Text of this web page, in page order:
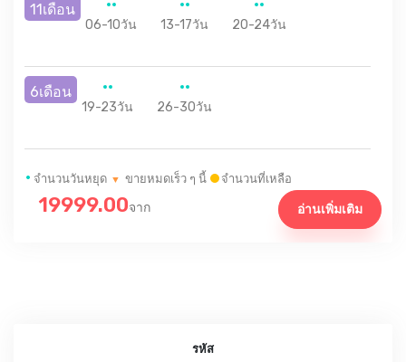
11เดือน
06-10วัน 13-17วัน 20-24วัน
6เดือน
19-23วัน 26-30วัน
• จำนวนวันหยุด ▼ ขายหมดเร็ว ๆ นี้ จำนวนที่เหลือ
19999.00จาก อ่านเพิ่มเติม
รหัส